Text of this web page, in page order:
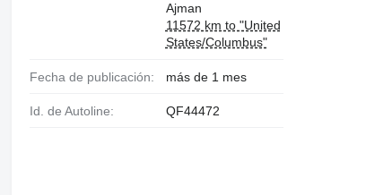
Ajman
11572 km to "United
States/Columbus"
Fecha de publicación: más de 1 mes
Id. de Autoline: QF44472